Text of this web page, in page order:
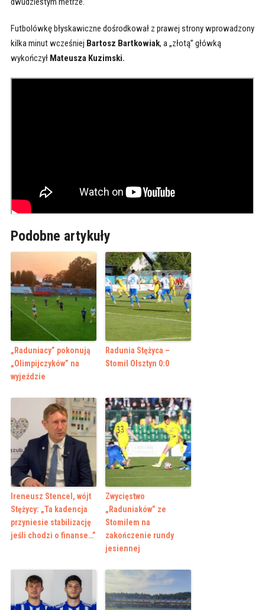
Futbolówkę błyskawiczne dośrodkował z prawej strony wprowadzony
kilka minut wcześniej Bartosz Bartkowiak, a „złotą” główką
wykończył Mateusza Kuzimski.
Podobne artykuły
„Raduniacy” pokonują
„Olimpijczyków” na
wyjeździe
Radunia Stężyca –
Stomil Olsztyn 0:0
Ireneusz Stencel, wójt
Stężycy: „Ta kadencja
przyniesie stabilizację
jeśli chodzi o finanse…”
Zwycięstwo
„Raduniaków” ze
Stomilem na
zakończenie rundy
jesiennej